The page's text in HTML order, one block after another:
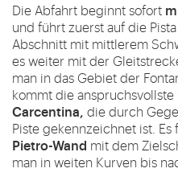
Die Abfahrt beginnt sofort
und führt zuerst auf die
Abschnitt mit mittlerem
es weiter mit der
man in das Gebiet der
kommt die anspruchsvollste
Carcentina, die durch
Piste gekennzeichnet ist.
Pietro-Wand mit dem
man in weiten Kurven bis